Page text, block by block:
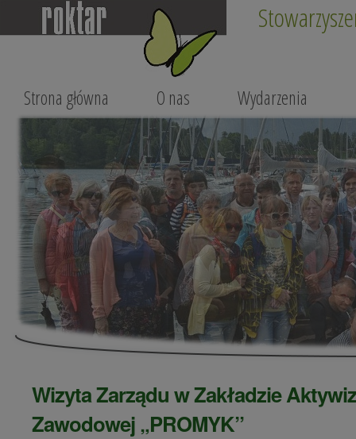
Strona główna O nas Wydarzenia
Wizyta Zarządu w Zakładzie
Zawodowej „PROMYK”